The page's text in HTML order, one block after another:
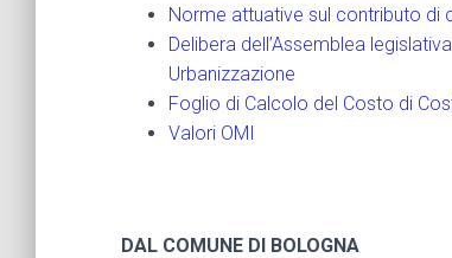
Norme attuative sul contributo di
Delibera dell’Assemblea
Urbanizzazione
Foglio di Calcolo del Costo di
Valori OMI
DAL COMUNE DI BOLOGNA